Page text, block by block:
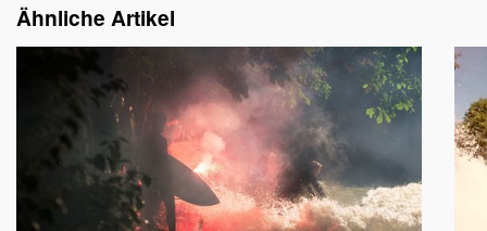
Ähnliche Artikel